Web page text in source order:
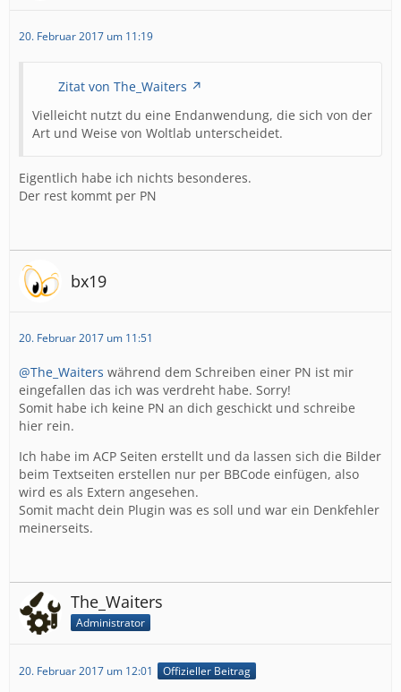
20. Februar 2017 um 11:19
Zitat von The_Waiters
Vielleicht nutzt du eine Endanwendung, die sich von der
Art und Weise von Woltlab unterscheidet.
Eigentlich habe ich nichts besonderes.
Der rest kommt per PN
bx19
20. Februar 2017 um 11:51
@The_Waiters während dem Schreiben einer PN ist mir
eingefallen das ich was verdreht habe. Sorry!
Somit habe ich keine PN an dich geschickt und schreibe
hier rein.
Ich habe im ACP Seiten erstellt und da lassen sich die Bilder
beim Textseiten erstellen nur per BBCode einfügen, also
wird es als Extern angesehen.
Somit macht dein Plugin was es soll und war ein Denkfehler
meinerseits.
The_Waiters
Administrator
20. Februar 2017 um 12:01 Offizieller Beitrag